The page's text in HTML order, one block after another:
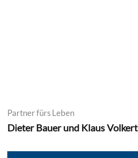
Partner fürs Leben
Dieter Bauer und Klaus Volkert